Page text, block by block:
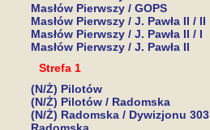
Masłów Pierwszy / GOPS
Masłów Pierwszy / J. Pawła II / II
Masłów Pierwszy / J. Pawła II / I
Masłów Pierwszy / J. Pawła II
Strefa 1
(N/Ż) Pilotów
(N/Ż) Pilotów / Radomska
(N/Ż) Radomska / Dywizjonu 303